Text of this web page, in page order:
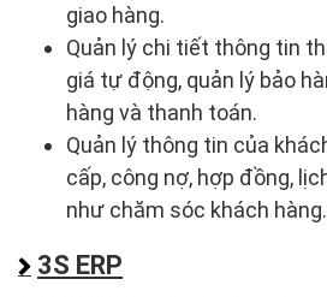
giao hàng.
Quản lý chi tiết thông tin
giá tự động, quản lý bảo
hàng và thanh toán.
Quản lý thông tin của
cấp, công nợ, hợp đồng,
như chăm sóc khách hàng.
3S ERP